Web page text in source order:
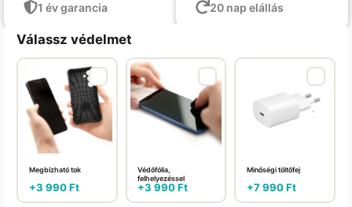
1 év garancia 20 nap elállás
Válassz védelmet
Megbízható tok
+3 990Ft
Védőfólia,
felhelyezéssel
+3 990Ft
Minőségi töltőfej
+7 990Ft